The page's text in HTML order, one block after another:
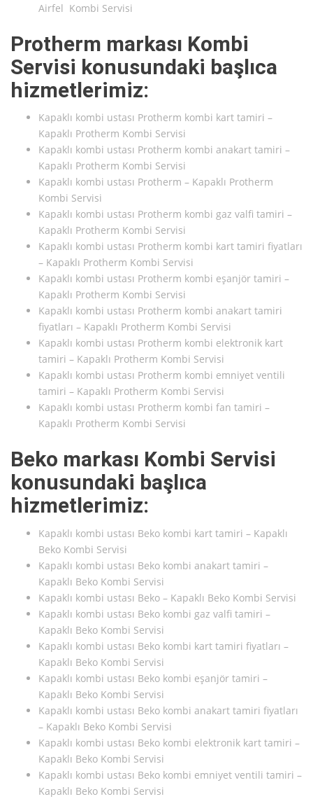
Airfel Kombi Servisi
Protherm markası Kombi
Servisi konusundaki başlıca
hizmetlerimiz:
Kapaklı kombi ustası Protherm kombi kart tamiri –
Kapaklı Protherm Kombi Servisi
Kapaklı kombi ustası Protherm kombi anakart tamiri –
Kapaklı Protherm Kombi Servisi
Kapaklı kombi ustası Protherm – Kapaklı Protherm
Kombi Servisi
Kapaklı kombi ustası Protherm kombi gaz valfi tamiri –
Kapaklı Protherm Kombi Servisi
Kapaklı kombi ustası Protherm kombi kart tamiri fiyatları
– Kapaklı Protherm Kombi Servisi
Kapaklı kombi ustası Protherm kombi eşanjör tamiri –
Kapaklı Protherm Kombi Servisi
Kapaklı kombi ustası Protherm kombi anakart tamiri
fiyatları – Kapaklı Protherm Kombi Servisi
Kapaklı kombi ustası Protherm kombi elektronik kart
tamiri – Kapaklı Protherm Kombi Servisi
Kapaklı kombi ustası Protherm kombi emniyet ventili
tamiri – Kapaklı Protherm Kombi Servisi
Kapaklı kombi ustası Protherm kombi fan tamiri –
Kapaklı Protherm Kombi Servisi
Beko markası Kombi Servisi
konusundaki başlıca
hizmetlerimiz:
Kapaklı kombi ustası Beko kombi kart tamiri – Kapaklı
Beko Kombi Servisi
Kapaklı kombi ustası Beko kombi anakart tamiri –
Kapaklı Beko Kombi Servisi
Kapaklı kombi ustası Beko – Kapaklı Beko Kombi Servisi
Kapaklı kombi ustası Beko kombi gaz valfi tamiri –
Kapaklı Beko Kombi Servisi
Kapaklı kombi ustası Beko kombi kart tamiri fiyatları –
Kapaklı Beko Kombi Servisi
Kapaklı kombi ustası Beko kombi eşanjör tamiri –
Kapaklı Beko Kombi Servisi
Kapaklı kombi ustası Beko kombi anakart tamiri fiyatları
– Kapaklı Beko Kombi Servisi
Kapaklı kombi ustası Beko kombi elektronik kart tamiri –
Kapaklı Beko Kombi Servisi
Kapaklı kombi ustası Beko kombi emniyet ventili tamiri –
Kapaklı Beko Kombi Servisi